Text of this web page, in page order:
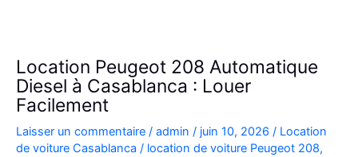
Location Peugeot 208 Automatique
Diesel à Casablanca : Louer
Facilement
Laisser un commentaire / admin / juin 10, 2026 / Location
de voiture Casablanca / location de voiture Peugeot 208,